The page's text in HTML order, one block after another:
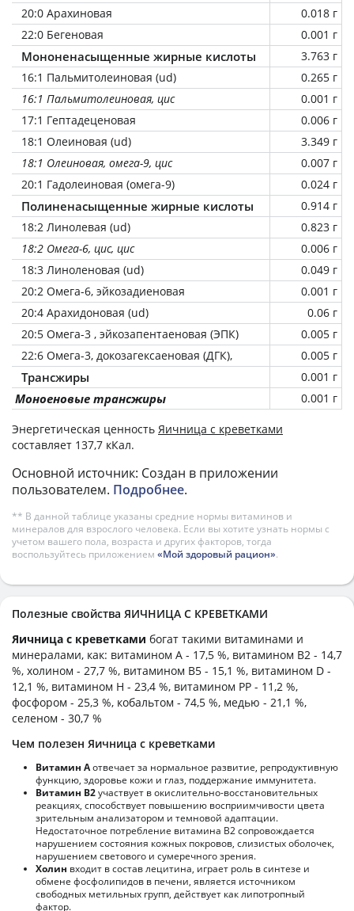
20:0 Арахиновая
0.018 г
22:0 Бегеновая
0.001 г
Мононенасыщенные жирные кислоты
3.763 г
16:1 Пальмитолеиновая (ud)
0.265 г
16:1 Пальмитолеиновая, цис
0.001 г
17:1 Гептадеценовая
0.006 г
18:1 Олеиновая (ud)
3.349 г
18:1 Олеиновая, омега-9, цис
0.007 г
20:1 Гадолеиновая (омега-9)
0.024 г
Полиненасыщенные жирные кислоты
0.914 г
18:2 Линолевая (ud)
0.823 г
18:2 Омега-6, цис, цис
0.006 г
18:3 Линоленовая (ud)
0.049 г
20:2 Омега-6, эйкозадиеновая
0.001 г
20:4 Арахидоновая (ud)
0.06 г
20:5 Омега-3 , эйкозапентаеновая (ЭПК)
0.005 г
22:6 Омега-3, докозагексаеновая (ДГК),
0.005 г
Трансжиры 0.001 г
Моноеновые трансжиры 0.001 г
Энергетическая ценность Яичница с креветками
составляет 137,7 кКал.
Основной источник: Создан в приложении
пользователем. Подробнее.
** В данной таблице указаны средние нормы витаминов и
минералов для взрослого человека. Если вы хотите узнать нормы с
учетом вашего пола, возраста и других факторов, тогда
воспользуйтесь приложением «Мой здоровый рацион».
Полезные свойства ЯИЧНИЦА С КРЕВЕТКАМИ
Яичница с креветками богат такими витаминами и
минералами, как: витамином А - 17,5 %, витамином B2 - 14,7
%, холином - 27,7 %, витамином B5 - 15,1 %, витамином D -
12,1 %, витамином H - 23,4 %, витамином PP - 11,2 %,
фосфором - 25,3 %, кобальтом - 74,5 %, медью - 21,1 %,
селеном - 30,7 %
Чем полезен Яичница с креветками
Витамин Аотвечает за нормальное развитие, репродуктивную
функцию, здоровье кожи и глаз, поддержание иммунитета.
Витамин В2участвует в окислительно-восстановительных
реакциях, способствует повышению восприимчивости цвета
зрительным анализатором и темновой адаптации.
Недостаточное потребление витамина В2 сопровождается
нарушением состояния кожных покровов, слизистых оболочек,
нарушением светового и сумеречного зрения.
Холин входит в состав лецитина, играет роль в синтезе и
обмене фосфолипидов в печени, является источником
свободных метильных групп, действует как липотропный
фактор.